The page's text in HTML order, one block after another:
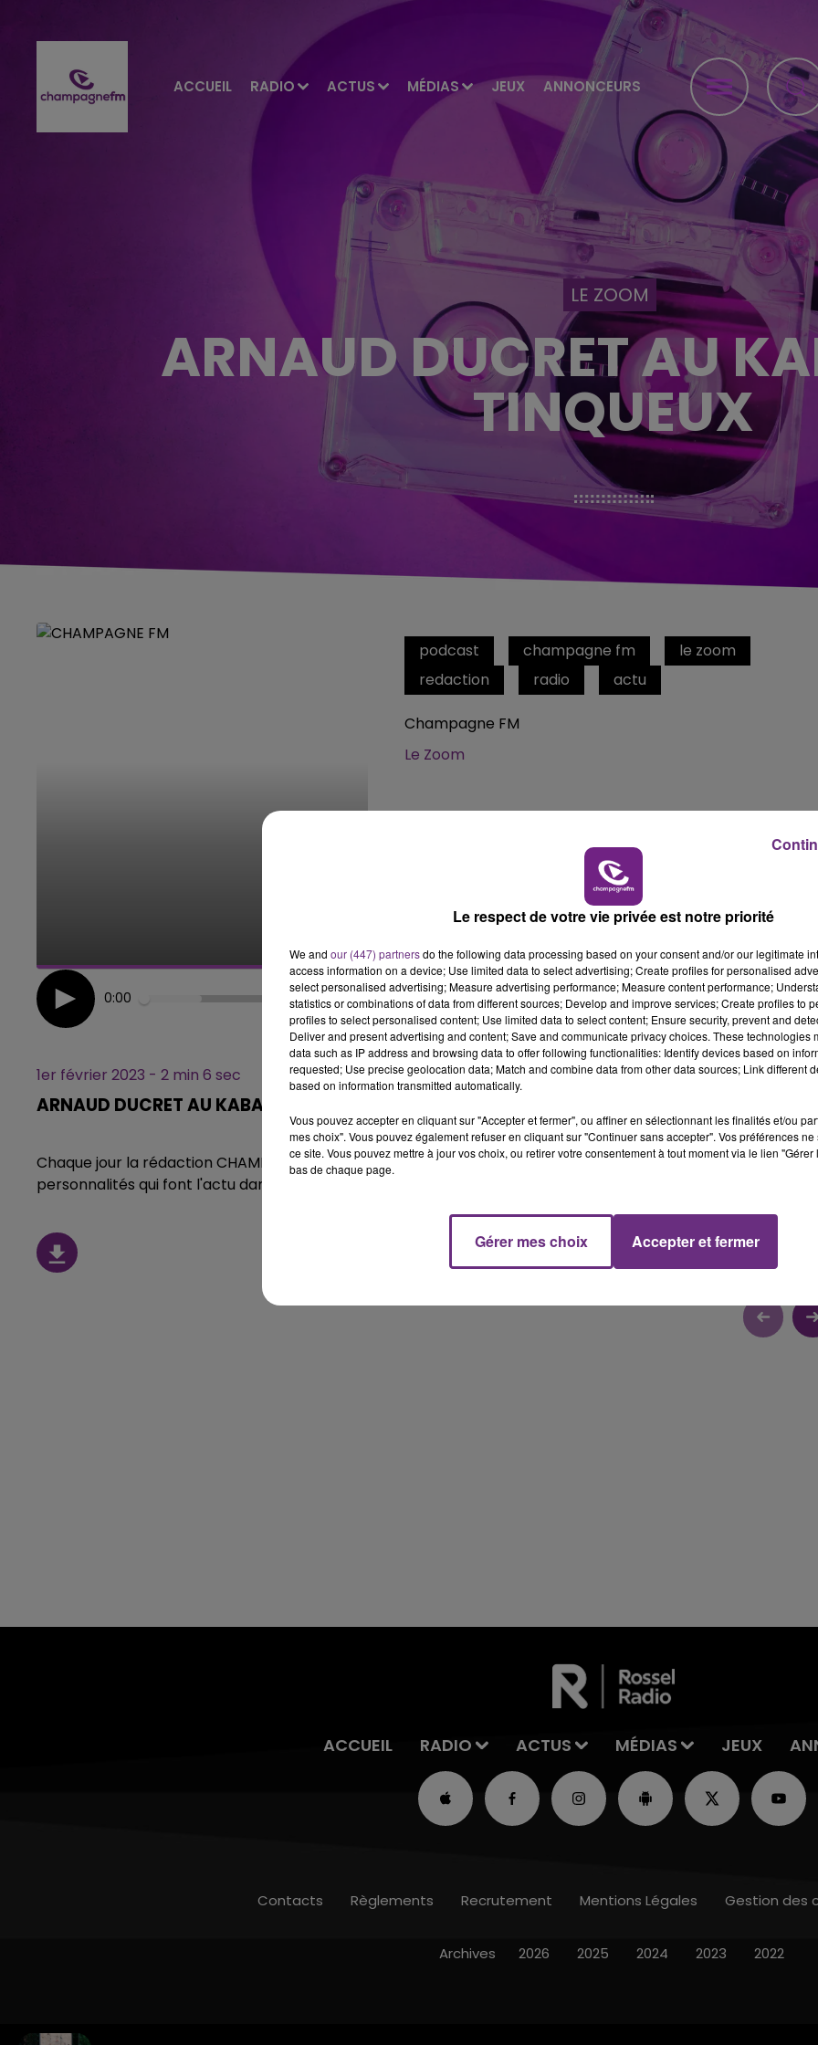
ACCUEIL RADIO ACTUS MÉDIAS JEUX ANNONCEURS
6h00 - 10h00
LE ZOOM
ARNAUD DUCRET AU
TINQUEUX
podcast champagne fm
le zoom
redaction
radio actu
Champagne FM
Le Zoom
0:00 2 min 6
1er février 2023 - 2 min 6 sec
ARNAUD DUCRET AU KABARET DE TINQUEUX
Chaque jour la rédaction CHAMPAGNE FM, vous propose un ZOOM sur un sujet d'actualité. Rencontre avec les
personnalités qui font l'actu dans notre région.
ACCUEIL RADIO ACTUS MÉDIAS JEUX
Contacts Règlements Recrutement Mentions Légales Gestion des
Archives 2026 2025 2024 2023 2022
Le respect de votre vie privée est notre priorité
We and our (447) partnersdo the following data processing based on your consent and/or our legitimate
access information on a device; Use limited data to select advertising; Create profiles for personalised
select personalised advertising; Measure advertising performance; Measure content performance;
statistics or combinations of data from different sources; Develop and improve services; Create profiles to
profiles to select personalised content; Use limited data to select content; Ensure security, prevent and
Deliver and present advertising and content; Save and communicate privacy choices. These technologies
data such as IP address and browsing data to offer following functionalities: Identify devices based on
requested; Use precise geolocation data; Match and combine data from other data sources; Link different
based on information transmitted automatically.
Vous pouvez accepter en cliquant sur "Accepter et fermer", ou affiner en sélectionnant les finalités et/ou
mes choix". Vous pouvez également refuser en cliquant sur "Continuer sans accepter". Vos préférences
ce site. Vous pouvez mettre à jour vos choix, ou retirer votre consentement à tout moment via le lien
bas de chaque page.
Gérer mes choix Accepter et fermer